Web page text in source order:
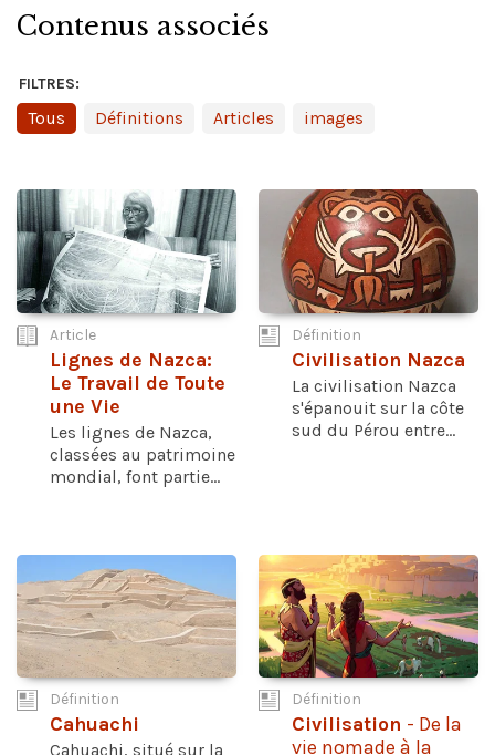
Contenus associés
FILTRES:
Tous Définitions Articles images
Article
Lignes de Nazca:
Le Travail de Toute
une Vie
Les lignes de Nazca,
classées au patrimoine
mondial, font partie...
Définition
Civilisation Nazca
La civilisation Nazca
s'épanouit sur la côte
sud du Pérou entre...
Définition
Cahuachi
Cahuachi, situé sur la
Définition
Civilisation - De la
vie nomade à la